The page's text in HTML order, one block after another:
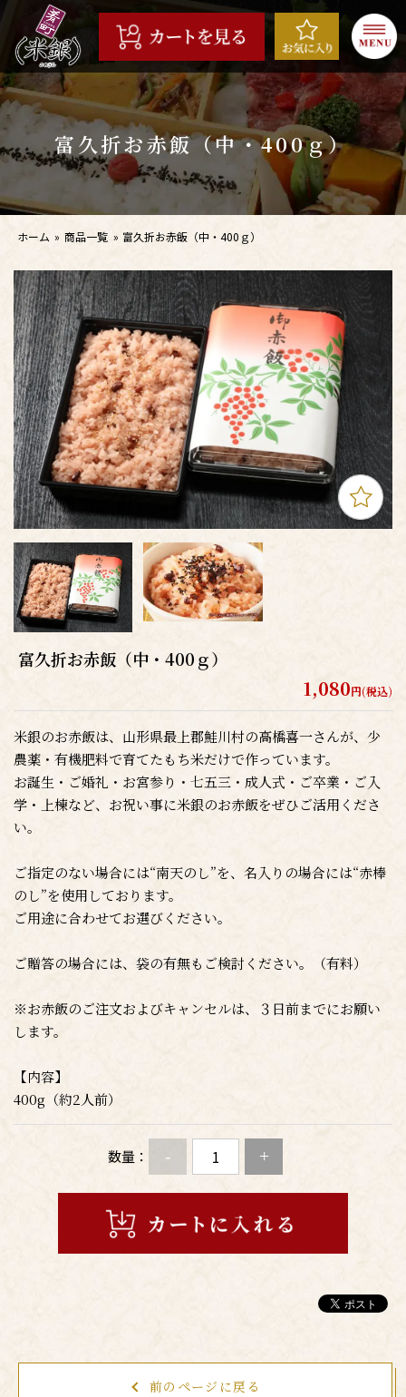
ン
ツ
へ
ス
プ
富久折お赤飯（中・400ｇ）
ホーム » 商品一覧 » 富久折お赤飯（中・400ｇ）
富久折お赤飯（中・400ｇ）
1,080円(税込)
米銀のお赤飯は、山形県最上郡鮭川村の高橋喜一さんが、少
農薬・有機肥料で育てたもち米だけで作っています。
お誕生・ご婚礼・お宮参り・七五三・成人式・ご卒業・ご入
学・上棟など、お祝い事に米銀のお赤飯をぜひご活用くださ
い。
ご指定のない場合には“南天のし”を、名入りの場合には“赤棒
のし”を使用しております。
ご用途に合わせてお選びください。
ご贈答の場合には、袋の有無もご検討ください。（有料）
※お赤飯のご注文およびキャンセルは、３日前までにお願い
します。
【内容】
400g（約2人前）
数量： - +
前のページに戻る